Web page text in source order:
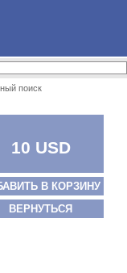
поиск
10 USD
В КОРЗИНУ
ВЕРНУТЬСЯ